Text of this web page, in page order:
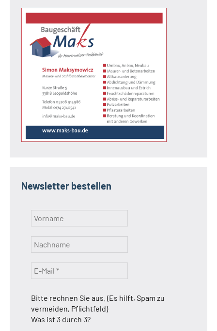
Newsletter bestellen
Bitte rechnen Sie aus. (Es hilft, Spam zu
vermeiden, Pflichtfeld)
Was ist 3 durch 3?